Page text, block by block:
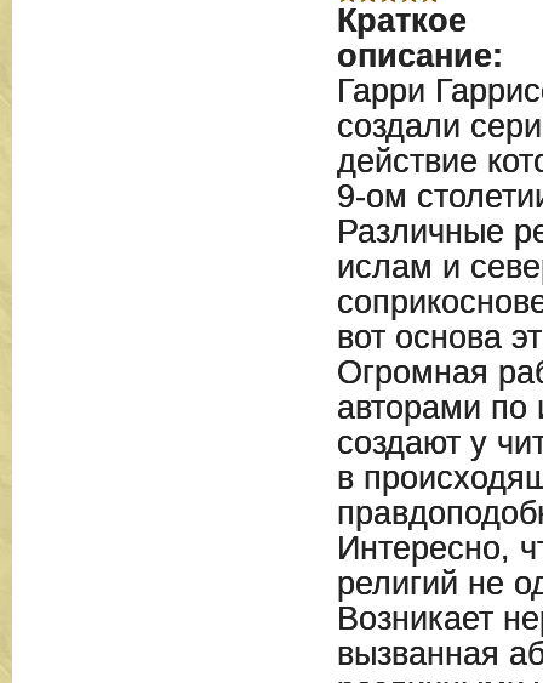
Краткое
описание:
Гарри
создали
действие
9-ом
Различные
ислам и
вот основа
Огромная
авторами по
создают у
в
Интересно,
религий не
Возникает
вызванная